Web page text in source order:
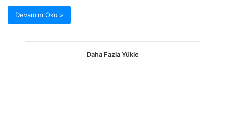
Devamını Oku »
Daha Fazla Yükle